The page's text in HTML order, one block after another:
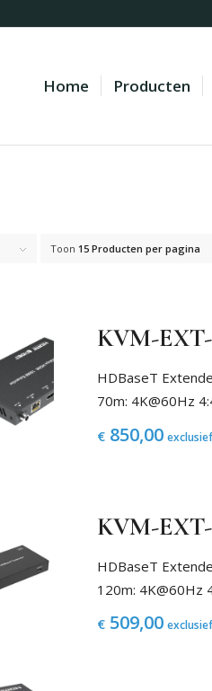
Home Producten
Toon 15 Producten per pagina
KVM-
HDBaseT
70m: 4K@60Hz
€850,00
KVM-
HDBaseT
120m: 4K@60Hz
€509,00